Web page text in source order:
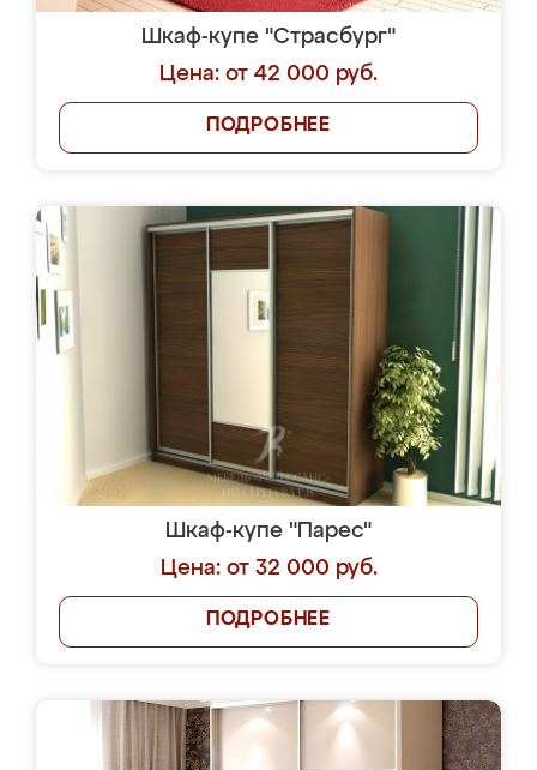
Шкаф-купе "Страсбург"
Цена: от 42 000 руб.
ПОДРОБНЕЕ
Шкаф-купе "Парес"
Цена: от 32 000 руб.
ПОДРОБНЕЕ